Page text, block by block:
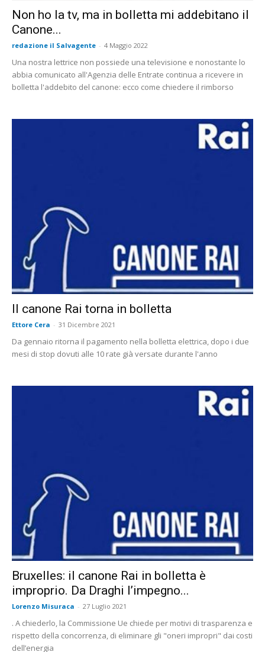
Non ho la tv, ma in bolletta mi addebitano il
Canone...
redazione il Salvagente - 4 Maggio 2022
Una nostra lettrice non possiede una televisione e nonostante lo
abbia comunicato all'Agenzia delle Entrate continua a ricevere in
bolletta l'addebito del canone: ecco come chiedere il rimborso
Il canone Rai torna in bolletta
Ettore Cera - 31 Dicembre 2021
Da gennaio ritorna il pagamento nella bolletta elettrica, dopo i due
mesi di stop dovuti alle 10 rate già versate durante l'anno
Bruxelles: il canone Rai in bolletta è
improprio. Da Draghi l’impegno...
Lorenzo Misuraca - 27 Luglio 2021
. A chiederlo, la Commissione Ue chiede per motivi di trasparenza e
rispetto della concorrenza, di eliminare gli "oneri impropri" dai costi
dell’energia